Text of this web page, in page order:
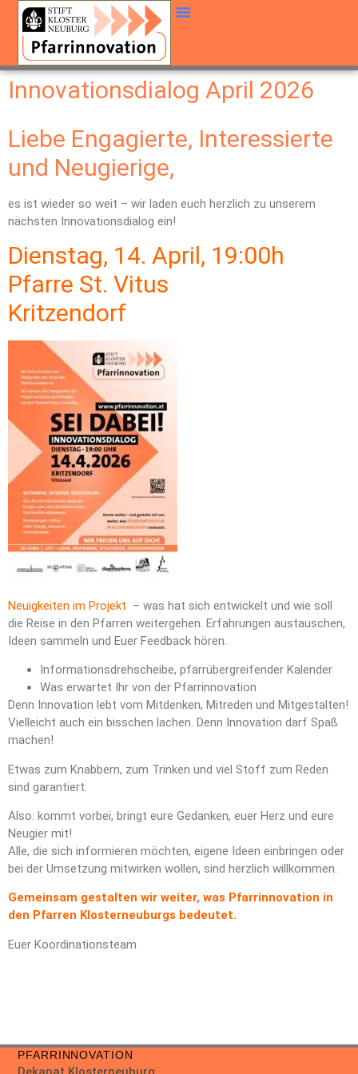
Innovationsdialog April 2026
Liebe Engagierte, Interessierte
und Neugierige,
es ist wieder so weit – wir laden euch herzlich zu unserem
nächsten Innovationsdialog ein!
Dienstag, 14. April, 19:00h
Pfarre St. Vitus
Kritzendorf
Neuigkeiten im Projekt – was hat sich entwickelt und wie soll
die Reise in den Pfarren weitergehen. Erfahrungen austauschen,
Ideen sammeln und Euer Feedback hören.
Informationsdrehscheibe, pfarrübergreifender Kalender
Was erwartet Ihr von der Pfarrinnovation
Denn Innovation lebt vom Mitdenken, Mitreden und Mitgestalten!
Vielleicht auch ein bisschen lachen. Denn Innovation darf Spaß
machen!
Etwas zum Knabbern, zum Trinken und viel Stoff zum Reden
sind garantiert.
Also: kommt vorbei, bringt eure Gedanken, euer Herz und eure
Neugier mit!
Alle, die sich informieren möchten, eigene Ideen einbringen oder
bei der Umsetzung mitwirken wollen, sind herzlich willkommen.
Gemeinsam gestalten wir weiter, was Pfarrinnovation in
den Pfarren Klosterneuburgs bedeutet.
Euer Koordinationsteam
PFARRINNOVATION